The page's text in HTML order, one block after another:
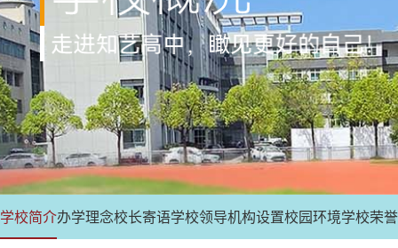
学校简介办学理念校长寄语学校领导机构设置校园环境学校荣誉